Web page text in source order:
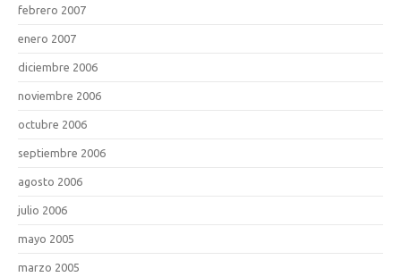
febrero 2007
enero 2007
diciembre 2006
noviembre 2006
octubre 2006
septiembre 2006
agosto 2006
julio 2006
mayo 2005
marzo 2005